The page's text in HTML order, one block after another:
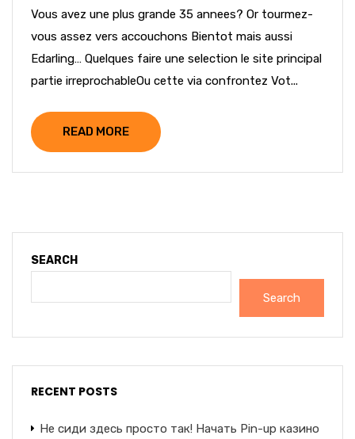
Vous avez une plus grande 35 annees? Or tourmez-
vous assez vers accouchons Bientot mais aussi
Edarling… Quelques faire une selection le site principal
partie irreprochableOu cette via confrontez Vot...
READ MORE
SEARCH
Search
RECENT POSTS
Не сиди здесь просто так! Начать Pin-up казино